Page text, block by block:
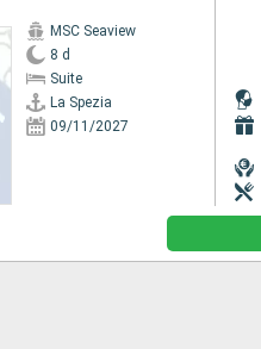
MSC Seaview
8 d
Suite
La Spezia
09/11/2027